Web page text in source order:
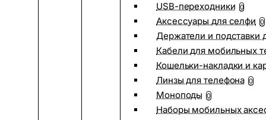
USB-переходники 0
Аксессуары для селфи 0
Держатели и подставки
Кабели для мобильных
Кошельки-накладки и
Линзы для телефона 0
Моноподы 0
Наборы мобильных